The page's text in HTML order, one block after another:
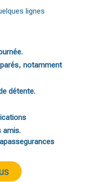
lignes
notamment
détente.
amis.